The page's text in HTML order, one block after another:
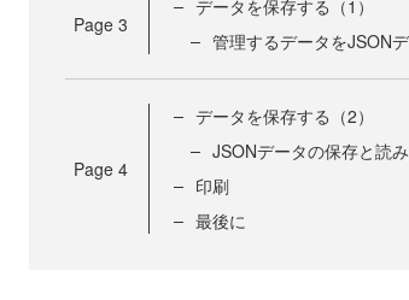
Page 3
データを保存する（1）
管理するデータをJSON
Page 4
データを保存する（2）
JSONデータの保存と読
印刷
最後に